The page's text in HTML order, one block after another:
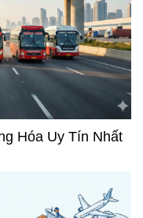
Hóa Uy Tín Nhất